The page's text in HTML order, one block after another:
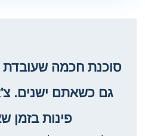
פינות בזמן